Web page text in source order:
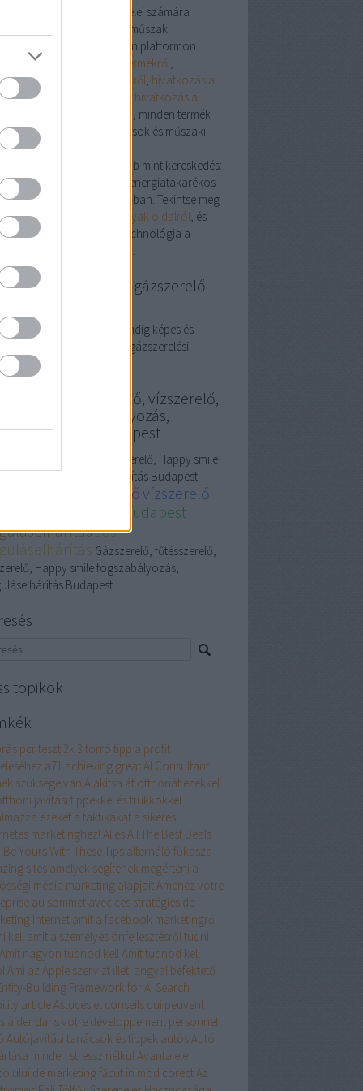
célja, hogy ügyfelei számára
szükséges terméket és műszaki
biztosítson egyetlen platformon.
szó hivatkozás a WC termékről,
a WC tartály termékről, hivatkozás a
termékről
hivatkozás a
szekrény termékről, minden termék
magas minőségi elvárások és műszaki
áll.
Webáruház több mint kereskedés:
partner a komfortos, energiatakarékos
otthon kialakításában. Tekintse meg
választékot a
Gyerekágyak oldalról, és
fel, hogyan válhat a technológia a
kényelem alapjává.
Budapest, gázszerelő -
Budapest: péter mindig képes és
is segíteni, ha éppen gázszerelési
szalad.
fűtésszerelő, vízszerelő,
smile fogszabályozás,
Budapest
, vízszerelő, Happy smile
Duguláselhárítás Budapest
fűtésszerelővízszerelő
gázszerelő Budapest
sos
Gázszerelő, fűtésszerelő,
Happy smile fogszabályozás,
Budapest
topikok
pcr teszt 2k 3 forró tipp a profit
a71 achieving greatAI Consultant
szüksége van Alakítsa át otthonát ezekkel
javítási tippekkel és trükkökkel.
ezeket a taktikákat a sikeres
marketinghez! AllesAll The Best Deals
Be Yours With These Tips alternáló fűkasza
sites amelyek segítenek megérteni a
média marketing alapjaitAmenez votre
au sommet avec ces stratégies de
Internet amit a facebook marketingről
kell amit a személyes önfejlesztésről tudni
Amit nagyon tudnod kellAmit tudnod kell
Ami az Apple szervizt illeti angyal befektető
Building Framework for AI Search
articleAstuces et conseils qui peuvent
aider dans votre développement personnel
Autójavítási tanácsok és tippek autósAutó
minden stressz nélkülAvantajele
de marketing făcut în mod corectAz